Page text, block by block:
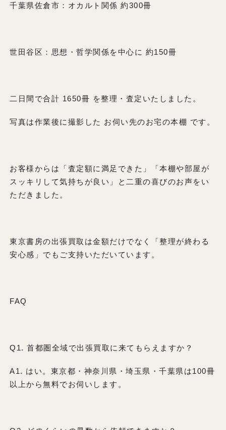
千葉県佐倉市：オカルト関係 約300冊
世田谷区：思想・哲学関係を中心に 約150冊
二日間で合計 1650冊 を整理・査定いたしました。
写真は作業後に撮影した お伺い先のお宅の本棚 です。
お客様からは「査定額に満足できた」「本棚や部屋が
スッキリして気持ちが良い」と二重の喜びのお声をい
ただきました。
東京書房の出張買取は金額だけでなく「整理が終わる
安心感」でもご支持いただいています。
FAQ
Q1. 首都圏全域で出張買取に来てもらえますか？
A1. はい。東京都・神奈川県・埼玉県・千葉県は100冊
以上から無料でお伺いします。